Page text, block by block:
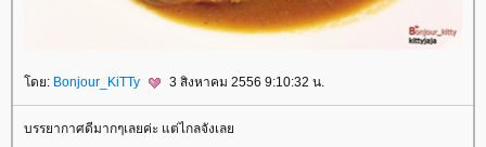
ดย: Bonjour_KiTTy 3 สิงหาคม 2556 9:10:32 น.
บรรยากาศดีมากๆเลยค่ะ แต่ไกลจังเล